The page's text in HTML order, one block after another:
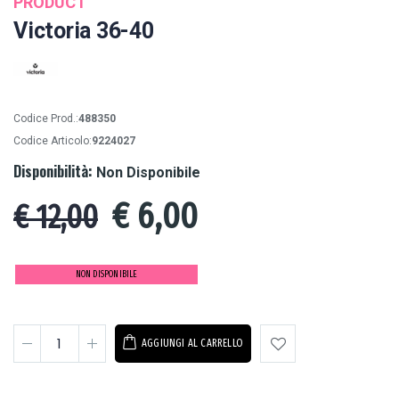
Victoria 36-40
Codice Prod.:488350
Codice Articolo:9224027
Disponibilità: Non Disponibile
€ 12,00 € 6,00
NON DISPONIBILE
AGGIUNGI AL CARRELLO